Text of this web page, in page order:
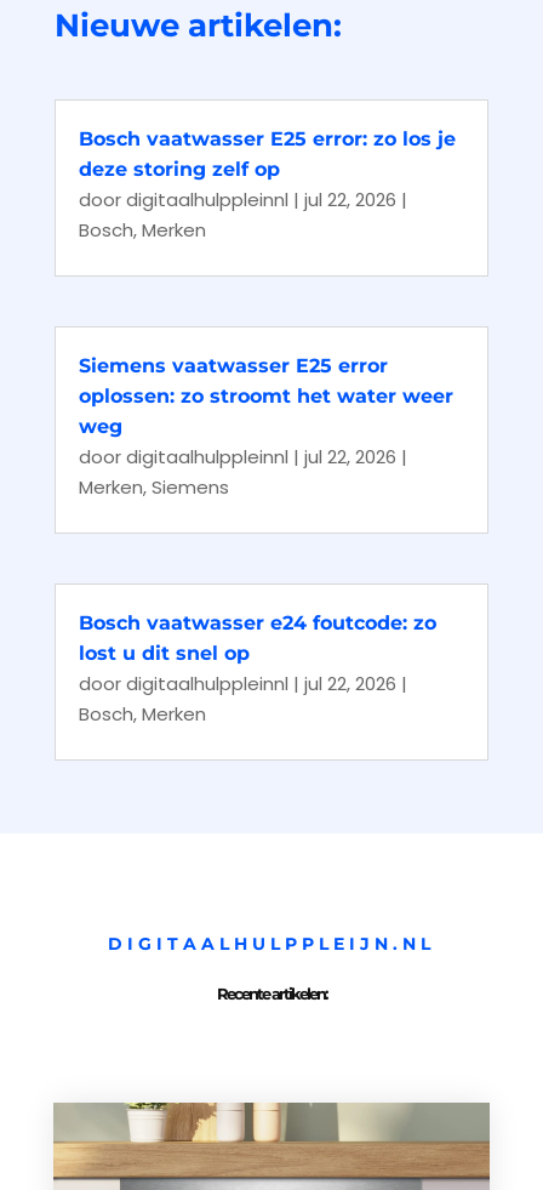
Nieuwe artikelen:
Bosch vaatwasser E25 error: zo los je
deze storing zelf op
doordigitaalhulppleinnl | jul 22, 2026 |
Bosch,Merken
Siemens vaatwasser E25 error
oplossen: zo stroomt het water weer
weg
doordigitaalhulppleinnl | jul 22, 2026 |
Merken,Siemens
Bosch vaatwasser e24 foutcode: zo
lost u dit snel op
doordigitaalhulppleinnl | jul 22, 2026 |
Bosch,Merken
DIGITAALHULPPLEIJN.NL
Recente artikelen: